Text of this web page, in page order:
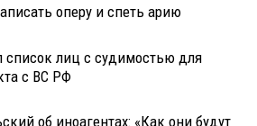
оперу и спеть арию
список лиц с судимостью для
с ВС РФ
об иноагентах: «Как они будут